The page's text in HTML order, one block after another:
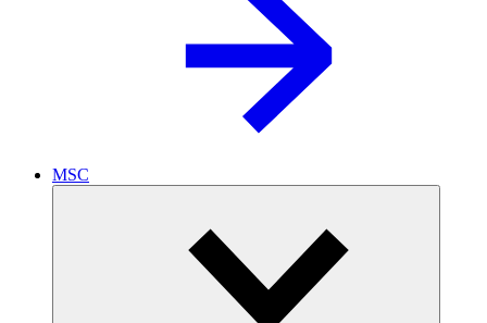
MSC